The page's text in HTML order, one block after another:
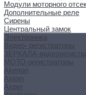
Модули моторного
Дополнительные реле
Сирены
Центральный замок
Электроника
Видео- регистраторы
ЗЕРКАЛА-
МОТО-регистраторы
Akenori
Axiom
Axper